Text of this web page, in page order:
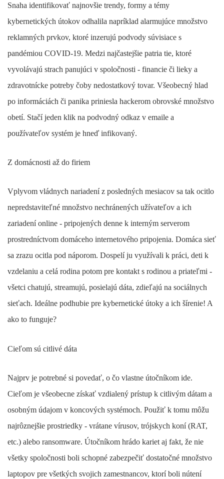
Snaha identifikovať najnovšie trendy, formy a témy
kybernetických útokov odhalila napríklad alarmujúce množstvo
reklamných prvkov, ktoré inzerujú podvody súvisiace s
pandémiou COVID-19. Medzi najčastejšie patria tie, ktoré
vyvolávajú strach panujúci v spoločnosti - financie či lieky a
zdravotnícke potreby čoby nedostatkový tovar. Všeobecný hlad
po informáciách či panika priniesla hackerom obrovské množstvo
obetí. Stačí jeden klik na podvodný odkaz v emaile a
používateľov systém je hneď infikovaný.
Z domácnosti až do firiem
Vplyvom vládnych nariadení z posledných mesiacov sa tak ocitlo
nepredstaviteľné množstvo nechránených užívateľov a ich
zariadení online - pripojených denne k interným serverom
prostredníctvom domáceho internetového pripojenia. Domáca sieť
sa zrazu ocitla pod náporom. Dospelí ju využívali k práci, deti k
vzdelaniu a celá rodina potom pre kontakt s rodinou a priateľmi -
všetci chatujú, streamujú, posielajú dáta, zdieľajú na sociálnych
sieťach. Ideálne podhubie pre kybernetické útoky a ich šírenie! A
ako to funguje?
Cieľom sú citlivé dáta
Najprv je potrebné si povedať, o čo vlastne útočníkom ide.
Cieľom je všeobecne získať vzdialený prístup k citlivým dátam a
osobným údajom v koncových systémoch. Použiť k tomu môžu
najrôznejšie prostriedky - vrátane vírusov, trójskych koní (RAT,
etc.) alebo ransomware. Útočníkom hrádo kariet aj fakt, že nie
všetky spoločnosti boli schopné zabezpečiť dostatočné množstvo
laptopov pre všetkých svojich zamestnancov, ktorí boli nútení